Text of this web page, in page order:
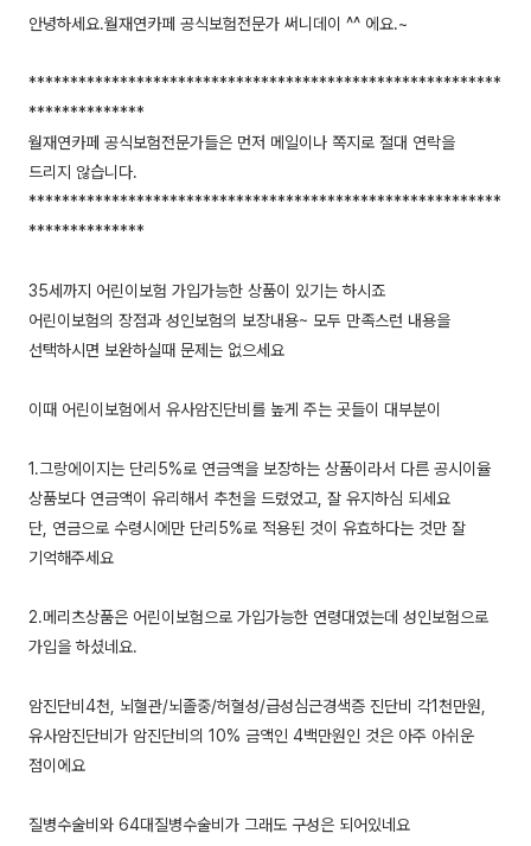
안녕하세요.월재연카페 공식보험전문가 써니데이 ^^ 에요.~
*********************************************************
**************
월재연카페 공식보험전문가들은 먼저 메일이나 쪽지로 절대 연락을
드리지 않습니다.
*********************************************************
**************
35세까지 어린이보험 가입가능한 상품이 있기는 하시죠
어린이보험의 장점과 성인보험의 보장내용~ 모두 만족스런 내용을
선택하시면 보완하실때 문제는 없으세요
이때 어린이보험에서 유사암진단비를 높게 주는 곳들이 대부분이
1.그랑에이지는 단리5%로 연금액을 보장하는 상품이라서 다른 공시이율
상품보다 연금액이 유리해서 추천을 드렸었고, 잘 유지하심 되세요
단, 연금으로 수령시에만 단리5%로 적용된 것이 유효하다는 것만 잘
기억해주세요
2.메리츠상품은 어린이보험으로 가입가능한 연령대였는데 성인보험으로
가입을 하셨네요.
암진단비4천, 뇌혈관/뇌졸중/허혈성/급성심근경색증 진단비 각1천만원,
유사암진단비가 암진단비의 10% 금액인 4백만원인 것은 아주 아쉬운
점이에요
질병수술비와 64대질병수술비가 그래도 구성은 되어있네요